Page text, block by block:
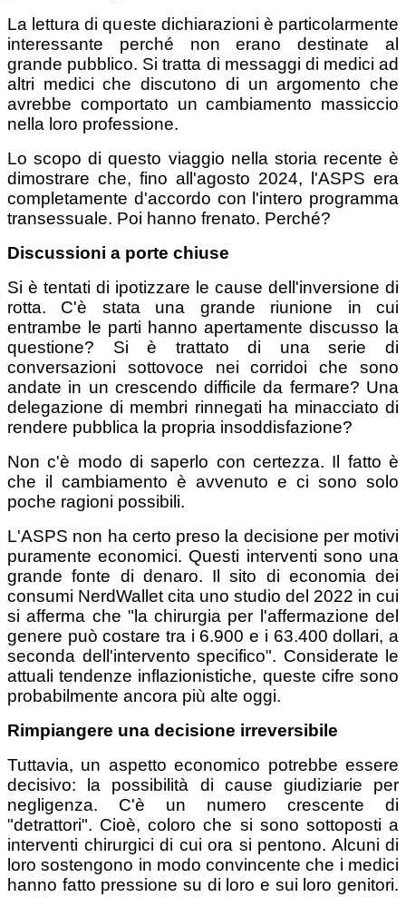
La lettura di queste dichiarazioni è particolarmente
interessante perché non erano destinate al
grande pubblico. Si tratta di messaggi di medici ad
altri medici che discutono di un argomento che
avrebbe comportato un cambiamento massiccio
nella loro professione.
Lo scopo di questo viaggio nella storia recente è
dimostrare che, fino all'agosto 2024, l'ASPS era
completamente d'accordo con l'intero programma
transessuale. Poi hanno frenato. Perché?
Discussioni a porte chiuse
Si è tentati di ipotizzare le cause dell'inversione di
rotta. C'è stata una grande riunione in cui
entrambe le parti hanno apertamente discusso la
questione? Si è trattato di una serie di
conversazioni sottovoce nei corridoi che sono
andate in un crescendo difficile da fermare? Una
delegazione di membri rinnegati ha minacciato di
rendere pubblica la propria insoddisfazione?
Non c'è modo di saperlo con certezza. Il fatto è
che il cambiamento è avvenuto e ci sono solo
poche ragioni possibili.
L'ASPS non ha certo preso la decisione per motivi
puramente economici. Questi interventi sono una
grande fonte di denaro. Il sito di economia dei
consumi NerdWallet cita uno studio del 2022 in cui
si afferma che "la chirurgia per l'affermazione del
genere può costare tra i 6.900 e i 63.400 dollari, a
seconda dell'intervento specifico". Considerate le
attuali tendenze inflazionistiche, queste cifre sono
probabilmente ancora più alte oggi.
Rimpiangere una decisione irreversibile
Tuttavia, un aspetto economico potrebbe essere
decisivo: la possibilità di cause giudiziarie per
negligenza. C'è un numero crescente di
"detrattori". Cioè, coloro che si sono sottoposti a
interventi chirurgici di cui ora si pentono. Alcuni di
loro sostengono in modo convincente che i medici
hanno fatto pressione su di loro e sui loro genitori.